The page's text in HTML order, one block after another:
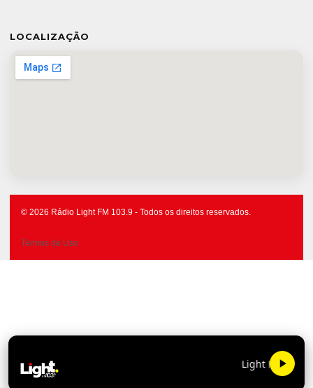
LOCALIZAÇÃO
© 2026 Rádio Light FM 103.9 - Todos os direitos reservados.
Termos de Uso
Light FM 103.9